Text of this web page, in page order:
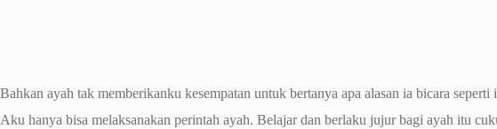
Bahkan ayah tak memberikanku kesempatan untuk bertanya apa alasan ia bicara
Aku hanya bisa melaksanakan perintah ayah. Belajar dan berlaku jujur bagi ayah itu